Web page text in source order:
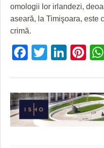
DIVERSE
HARTA TIMIŞOAREI
PRIMĂRIILE DIN TIMIŞ
SFATUL MEDICULUI
omologii lor irlandezi,
aseară, la Timişoara, este
crimă.
Facebook
Twitter